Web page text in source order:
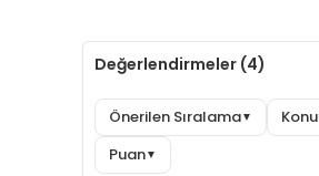
Değerlendirmeler (4)
Önerilen Sıralama▼ Konu
Puan▼